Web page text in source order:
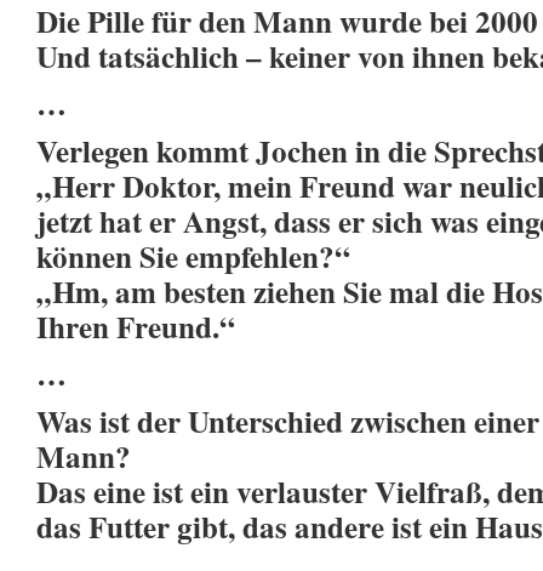
Die Pille für den Mann wurde bei
Und tatsächlich – keiner von ihnen
…
Verlegen kommt Jochen in die
„Herr Doktor, mein Freund war
jetzt hat er Angst, dass er sich was
können Sie empfehlen?“
„Hm, am besten ziehen Sie mal die
Ihren Freund.“
…
Was ist der Unterschied zwischen
Mann?
Das eine ist ein verlauster Vielfraß,
das Futter gibt, das andere ist ein